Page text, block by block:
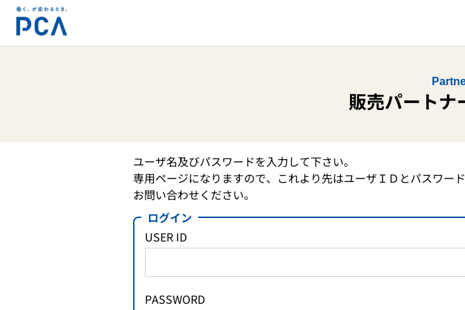
販売パートナ
ユーザ名及びパスワードを入力して下さい。
専用ページになりますので、これより先はユーザＩＤとパスワー
お問い合わせください。
ログイン
USER ID
PASSWORD